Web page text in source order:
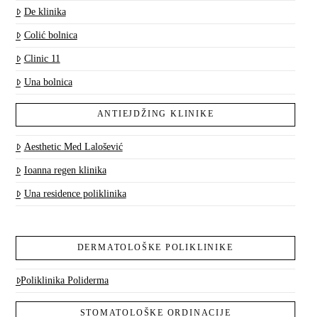
De klinika
Colić bolnica
Clinic 11
Una bolnica
ANTIEJDŽING KLINIKE
Aesthetic Med Lalošević
Ioanna regen klinika
Una residence poliklinika
DERMATOLOŠKE POLIKLINIKE
Poliklinika Poliderma
STOMATOLOŠKE ORDINACIJE